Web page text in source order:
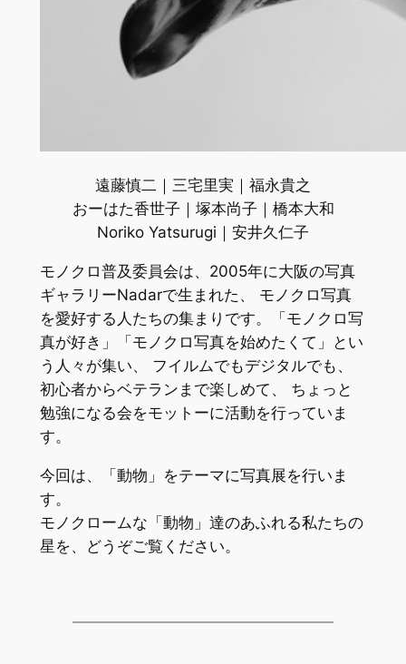
遠藤慎二｜三宅里実｜福永貴之
おーはた香世子｜塚本尚子｜橋本大和
Noriko Yatsurugi｜安井久仁子
モノクロ普及委員会は、2005年に大阪の写真
ギャラリーNadarで生まれた、 モノクロ写真
を愛好する人たちの集まりです。「モノクロ写
真が好き」「モノクロ写真を始めたくて」とい
う人々が集い、 フイルムでもデジタルでも、
初心者からベテランまで楽しめて、 ちょっと
勉強になる会をモットーに活動を行っていま
す。
今回は、「動物」をテーマに写真展を行いま
す。
モノクロームな「動物」達のあふれる私たちの
星を、どうぞご覧ください。